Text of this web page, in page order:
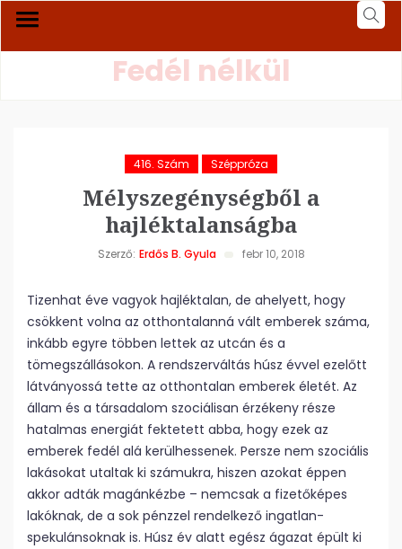
Fedél nélkül
416. Szám Széppróza
Mélyszegénységből a
hajléktalanságba
Szerző: Erdős B. Gyula febr 10, 2018
Tizenhat éve vagyok hajléktalan, de ahelyett, hogy
csökkent volna az otthontalanná vált emberek száma,
inkább egyre többen lettek az utcán és a
tömegszállásokon. A rendszerváltás húsz évvel ezelőtt
látványossá tette az otthontalan emberek életét. Az
állam és a társadalom szociálisan érzékeny része
hatalmas energiát fektetett abba, hogy ezek az
emberek fedél alá kerülhessenek. Persze nem szociális
lakásokat utaltak ki számukra, hiszen azokat éppen
akkor adták magánkézbe – nemcsak a fizetőképes
lakóknak, de a sok pénzzel rendelkező ingatlan-
spekulánsoknak is. Húsz év alatt egész ágazat épült ki